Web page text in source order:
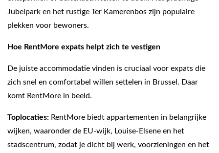
Jubelpark en het rustige Ter Kamerenbos zijn populaire
plekken voor bewoners.
Hoe RentMore expats helpt zich te vestigen
De juiste accommodatie vinden is cruciaal voor expats die
zich snel en comfortabel willen settelen in Brussel. Daar
komt RentMore in beeld.
Toplocaties: RentMore biedt appartementen in belangrijke
wijken, waaronder de EU‑wijk, Louise‑Elsene en het
stadscentrum, zodat je dicht bij werk, voorzieningen en het